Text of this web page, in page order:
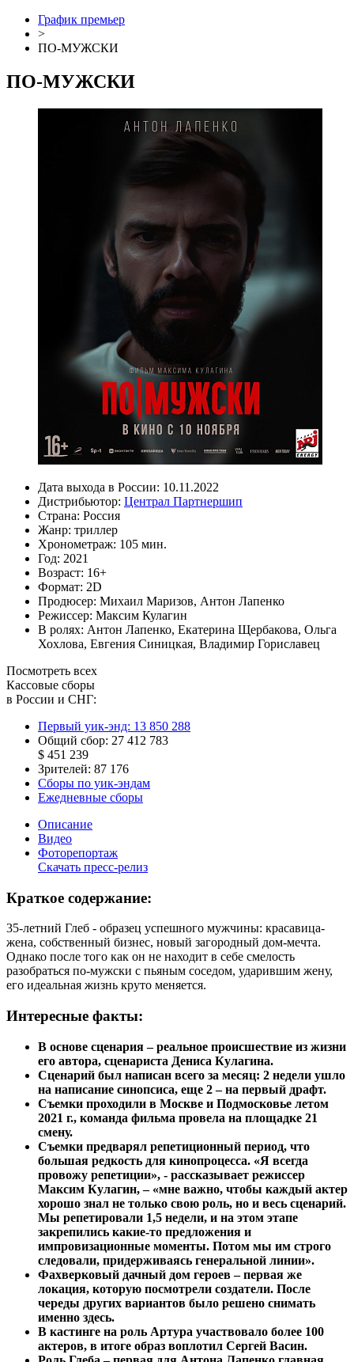
График премьер
>
ПО-МУЖСКИ
ПО-МУЖСКИ
Дата выхода в России: 10.11.2022
Дистрибьютор: Централ Партнершип
Страна: Россия
Жанр: триллер
Хронометраж: 105 мин.
Год: 2021
Возраст: 16+
Формат: 2D
Продюсер: Михаил Маризов, Антон Лапенко
Режиссер: Максим Кулагин
В ролях: Антон Лапенко, Екатерина Щербакова, Ольга
Хохлова, Евгения Синицкая, Владимир Гориславец
Посмотреть всех
Кассовые сборы
в России и СНГ:
Первый уик-энд: 13 850 288
Общий сбор: 27 412 783
$ 451 239
Зрителей: 87 176
Сборы по уик-эндам
Ежедневные сборы
Описание
Видео
Фоторепортаж
Скачать пресс-релиз
Краткое содержание:
35-летний Глеб - образец успешного мужчины: красавица-
жена, собственный бизнес, новый загородный дом-мечта.
Однако после того как он не находит в себе смелость
разобраться по-мужски с пьяным соседом, ударившим жену,
его идеальная жизнь круто меняется.
Интересные факты:
В основе сценария – реальное происшествие из жизни
его автора, сценариста Дениса Кулагина.
Сценарий был написан всего за месяц: 2 недели ушло
на написание синопсиса, еще 2 – на первый драфт.
Съемки проходили в Москве и Подмосковье летом
2021 г., команда фильма провела на площадке 21
смену.
Съемки предварял репетиционный период, что
большая редкость для кинопроцесса. «Я всегда
провожу репетиции», - рассказывает режиссер
Максим Кулагин, – «мне важно, чтобы каждый актер
хорошо знал не только свою роль, но и весь сценарий.
Мы репетировали 1,5 недели, и на этом этапе
закрепились какие-то предложения и
импровизационные моменты. Потом мы им строго
следовали, придерживаясь генеральной линии».
Фахверковый дачный дом героев – первая же
локация, которую посмотрели создатели. После
череды других вариантов было решено снимать
именно здесь.
В кастинге на роль Артура участвовало более 100
актеров, в итоге образ воплотил Сергей Васин.